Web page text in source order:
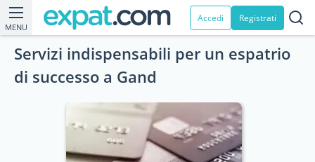
MENU
Accedi Registrati
Servizi indispensabili per un espatrio
di successo a Gand